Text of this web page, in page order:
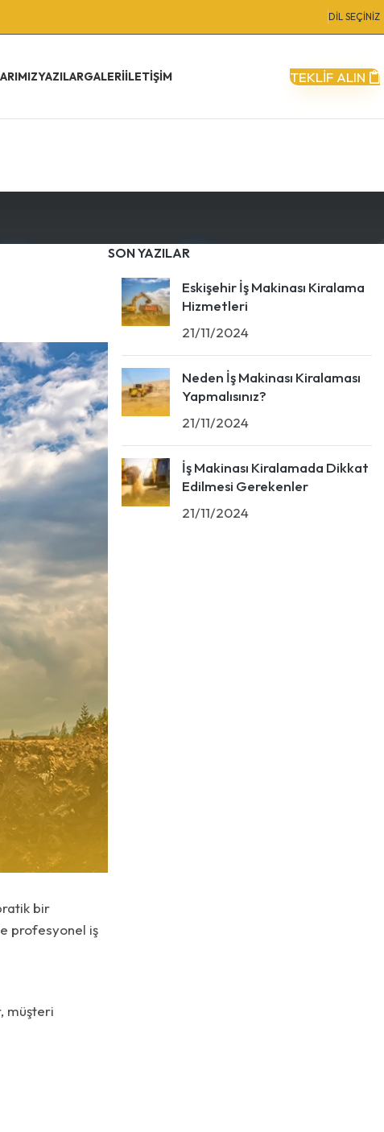
DİL SEÇİNİZ
YAZILARGALERIİLETIŞIM TEKLİF ALIN
bir
profesyonel iş
müşteri
SON YAZILAR
Eskişehir İş Makinası Kiralama
Hizmetleri
21/11/2024
Neden İş Makinası Kiralaması
Yapmalısınız?
21/11/2024
İş Makinası Kiralamada Dikkat
Edilmesi Gerekenler
21/11/2024